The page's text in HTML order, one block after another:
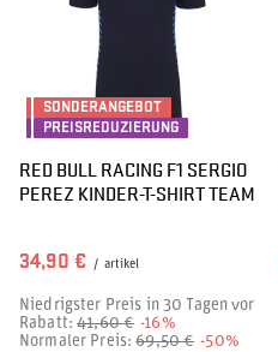
SONDERANGEBOT
PREISREDUZIERUNG
RED BULL RACING F1 SERGIO
PEREZ KINDER-T-SHIRT TEAM
34,90 € / artikel
Niedrigster Preis in 30 Tagen vor
Rabatt:41,60 € -16%
Normaler Preis:69,50 € -50%